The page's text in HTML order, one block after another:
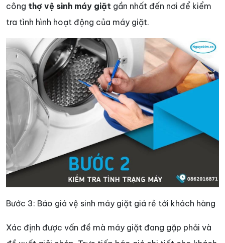
công thợ vệ sinh máy giặt gần nhất đến nơi để kiểm
tra tình hình hoạt động của máy giặt.
Bước 3: Báo giá vệ sinh máy giặt giá rẻ tới khách hàng
Xác định được vấn đề mà máy giặt đang gặp phải và